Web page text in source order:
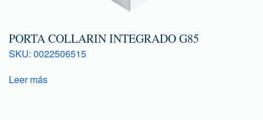
PORTA COLLARIN INTEGRADO G85
SKU: 0022506515
Leer más